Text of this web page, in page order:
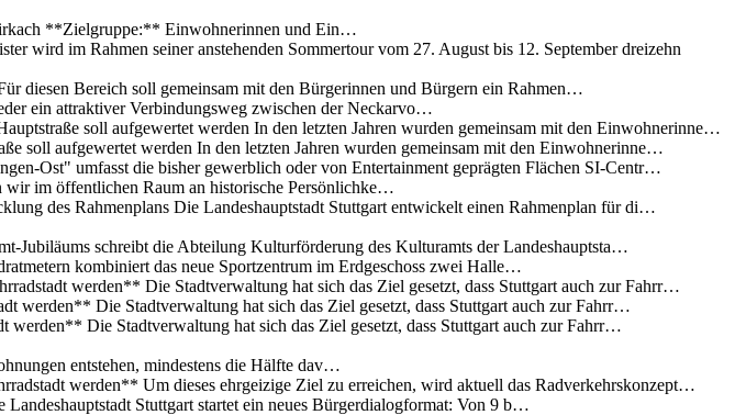
**Zielgruppe:** Einwohnerinnen und Ein…
wird im Rahmen seiner anstehenden Sommertour vom 27. August bis 12. September dreizehn
diesen Bereich soll gemeinsam mit den Bürgerinnen und Bürgern ein Rahmen…
ein attraktiver Verbindungsweg zwischen der Neckarvo…
soll aufgewertet werden In den letzten Jahren wurden gemeinsam mit den Einwohnerinne…
soll aufgewertet werden In den letzten Jahren wurden gemeinsam mit den Einwohnerinne…
Ost" umfasst die bisher gewerblich oder von Entertainment geprägten Flächen SI-Centr…
wir im öffentlichen Raum an historische Persönlichke…
des Rahmenplans Die Landeshauptstadt Stuttgart entwickelt einen Rahmenplan für di…
Jubiläums schreibt die Abteilung Kulturförderung des Kulturamts der Landeshauptsta…
kombiniert das neue Sportzentrum im Erdgeschoss zwei Halle…
werden** Die Stadtverwaltung hat sich das Ziel gesetzt, dass Stuttgart auch zur Fahrr…
werden** Die Stadtverwaltung hat sich das Ziel gesetzt, dass Stuttgart auch zur Fahrr…
werden** Die Stadtverwaltung hat sich das Ziel gesetzt, dass Stuttgart auch zur Fahrr…
entstehen, mindestens die Hälfte dav…
werden** Um dieses ehrgeizige Ziel zu erreichen, wird aktuell das Radverkehrskonzept…
Stuttgart startet ein neues Bürgerdialogformat: Von 9 b…